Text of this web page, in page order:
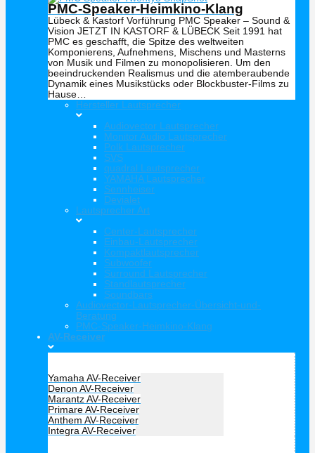
PMC-Speaker-Heimkino-Klang
Lübeck & Kastorf Vorführung PMC Speaker – Sound &
Vision JETZT IN KASTORF & LÜBECK Seit 1991 hat
PMC es geschafft, die Spitze des weltweiten
Komponierens, Aufnehmens, Mischens und Masterns
von Musik und Filmen zu monopolisieren. Um den
beeindruckenden Realismus und die atemberaubende
Dynamik eines Musikstücks oder Blockbuster-Films zu
Hause…
Hersteller Lautsprecher
Audiovector Lautsprecher
Monitor Audio Lautsprecher
Polk Lautsprecher
SVS
quadral Lautsprecher
YAMAHA Lautsprecher
Sennheiser
Devialet
Lautsprecher Art
Center-Lautsprecher
Einbau-Lautsprecher
Kompaktlautsprecher
Subwoofer
Surround Lautsprecher
Standlautsprecher
Soundbars
Audiovector-Lautsprecher-Übersicht-und-
Beratung
PMC-Speaker-Heimkino-Klang
AV-Receiver
Yamaha AV-Receiver
Denon AV-Receiver
Marantz AV-Receiver
Primare AV-Receiver
Anthem AV-Receiver
Integra AV-Receiver